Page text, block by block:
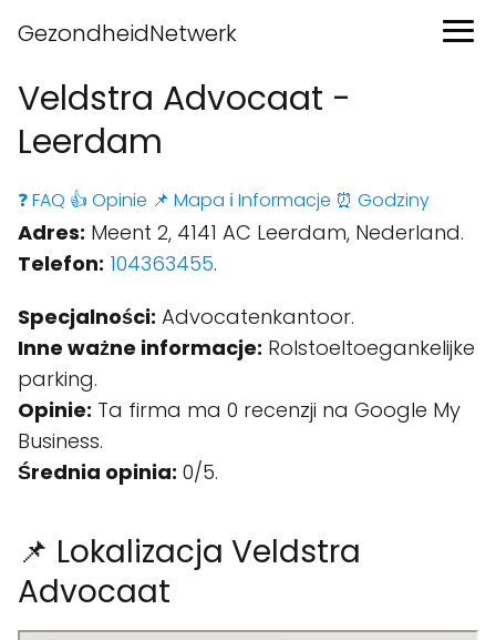
GezondheidNetwerk
Veldstra Advocaat -
Leerdam
❓ FAQ 👍 Opinie 📌 Mapa ℹ️ Informacje ⏰ Godziny
Adres: Meent 2, 4141 AC Leerdam, Nederland.
Telefon: 104363455.
Specjalności: Advocatenkantoor.
Inne ważne informacje: Rolstoeltoegankelijke
parking.
Opinie: Ta firma ma 0 recenzji na Google My
Business.
Średnia opinia: 0/5.
📌 Lokalizacja Veldstra
Advocaat